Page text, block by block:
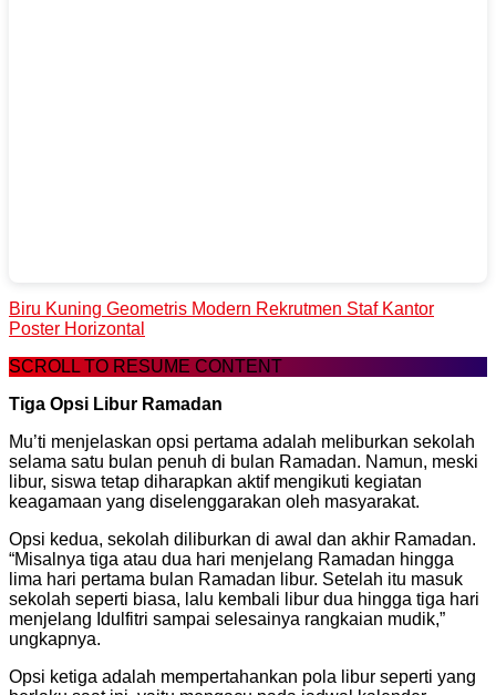
Biru Kuning Geometris Modern Rekrutmen Staf Kantor
Poster Horizontal
SCROLL TO RESUME CONTENT
Tiga Opsi Libur Ramadan
Mu’ti menjelaskan opsi pertama adalah meliburkan sekolah
selama satu bulan penuh di bulan Ramadan. Namun, meski
libur, siswa tetap diharapkan aktif mengikuti kegiatan
keagamaan yang diselenggarakan oleh masyarakat.
Opsi kedua, sekolah diliburkan di awal dan akhir Ramadan.
“Misalnya tiga atau dua hari menjelang Ramadan hingga
lima hari pertama bulan Ramadan libur. Setelah itu masuk
sekolah seperti biasa, lalu kembali libur dua hingga tiga hari
menjelang Idulfitri sampai selesainya rangkaian mudik,”
ungkapnya.
Opsi ketiga adalah mempertahankan pola libur seperti yang